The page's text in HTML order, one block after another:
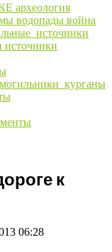
археология
водопады война
источники
могильники_курганы
к
06:28